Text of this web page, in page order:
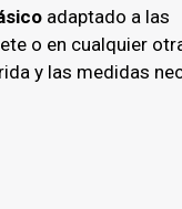
adaptado a las
o en cualquier
y las medidas